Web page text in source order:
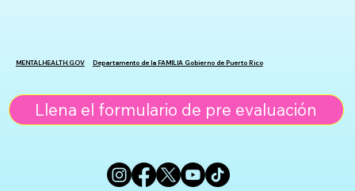
MENTALHEALTH.GOV Departamento de la FAMILIA Gobierno de Puerto Rico
Llena el formulario de pre evaluación